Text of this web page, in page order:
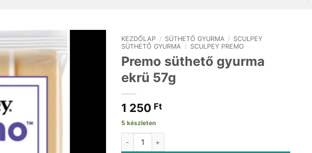
KEZDŐLAP / SÜTHETŐ GYURMA / SCULPEY
SÜTHETŐ GYURMA / SCULPEY PREMO
Premo süthető gyurma
ekrü 57g
1 250 Ft
5 készleten